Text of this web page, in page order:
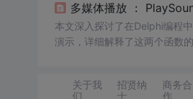
多媒体播放 ：
本文深入探讨了在Delphi编程
演示，详细解释了这两个函数
关于我
们
招贤纳
士
商务合
作